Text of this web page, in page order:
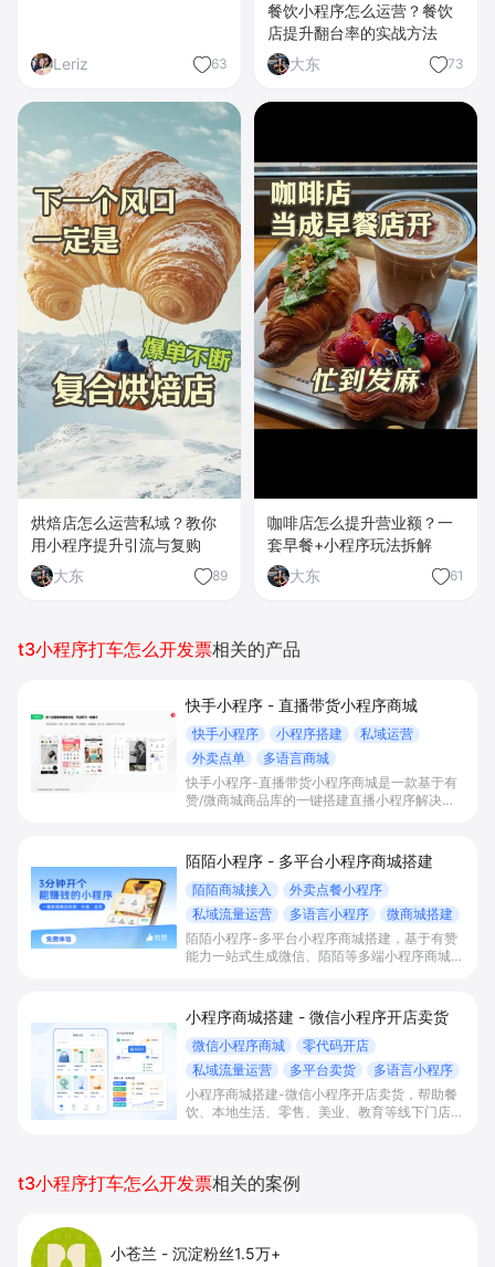
Leriz 63
餐饮小程序怎么运营？餐饮
店提升翻台率的实战方法
大东
73
烘焙店怎么运营私域？教你
用小程序提升引流与复购
大东
89
咖啡店怎么提升营业额？一
套早餐+小程序玩法拆解
大东
61
t3小程序打车怎么开发票相关的产品
快手小程序 - 直播带货小程序商城
快手小程序 小程序搭建
私域运营
外卖点单
多语言商城
快手小程序-直播带货小程序商城是一款基于有
赞/微商城商品库的一键搭建直播小程序解决方
短下单路径、沉淀私域会员并提升转化与复购。
陌陌小程序 - 多平台小程序商城搭建
陌陌商城接入
外卖点餐小程序
私域流量运营
多语言小程序
微商城搭建
陌陌小程序-多平台小程序商城搭建，基于有赞
能力一站式生成微信、陌陌等多端小程序商城，
复购增长。
小程序商城搭建 - 微信小程序开店卖货
微信小程序商城
零代码开店
私域流量运营
多平台卖货
多语言小程序
小程序商城搭建-微信小程序开店卖货，帮助餐
饮、本地生活、零售、美业、教育等线下门店及
t3小程序打车怎么开发票相关的案例
小苍兰 - 沉淀粉丝1.5万+